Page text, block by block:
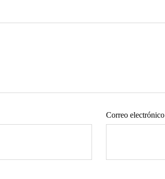
Correo electrónico